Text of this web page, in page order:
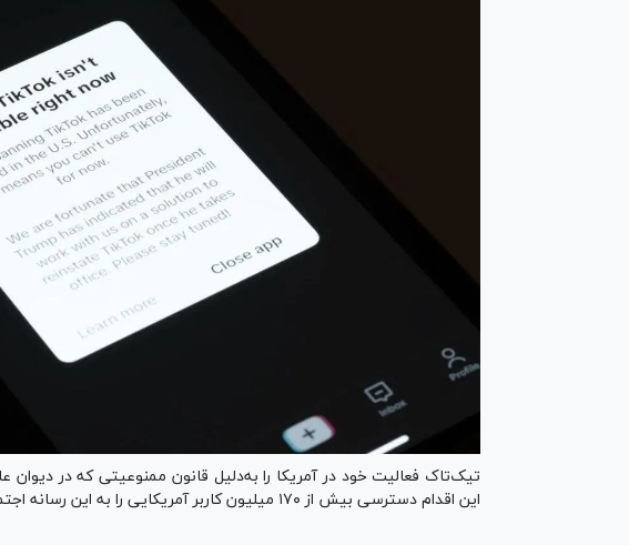
تیک‌تاک فعالیت خود در آمریکا را به‌دلیل قانون ممنوعیتی که در
این اقدام دسترسی بیش از ۱۷۰ میلیون کاربر آمریکایی را به این رسانه اجتماعی محدود کرده است.